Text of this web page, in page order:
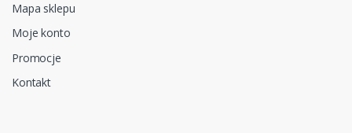
Mapa sklepu
Moje konto
Promocje
Kontakt